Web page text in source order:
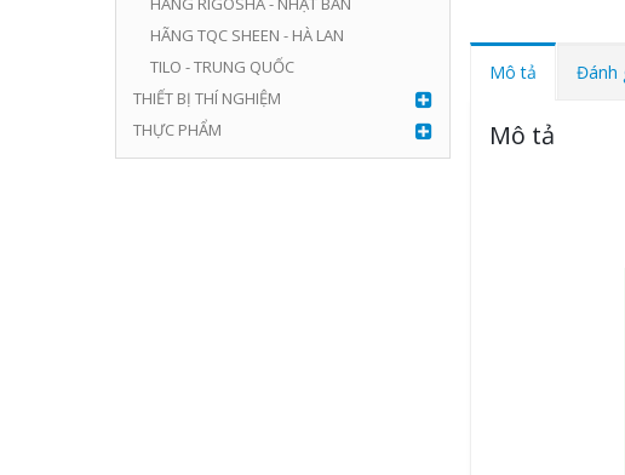
Mô tả Đánh
Mô tả
HÃNG TQC SHEEN - HÀ LAN
TILO - TRUNG QUỐC
THIẾT BỊ THÍ NGHIỆM
THỰC PHẨM